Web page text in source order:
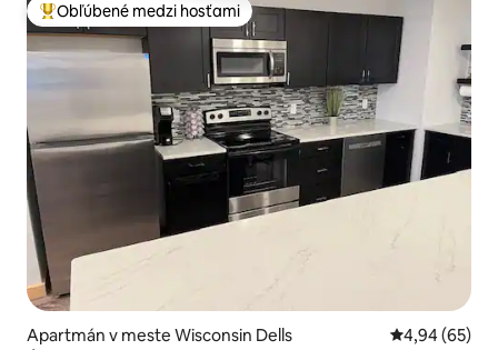
Najobľúbenejšie medzi hosťami
Obľúbené medzi hosťami
Apartmán v meste Wisconsin Dells Priemerné
4,94 (65)